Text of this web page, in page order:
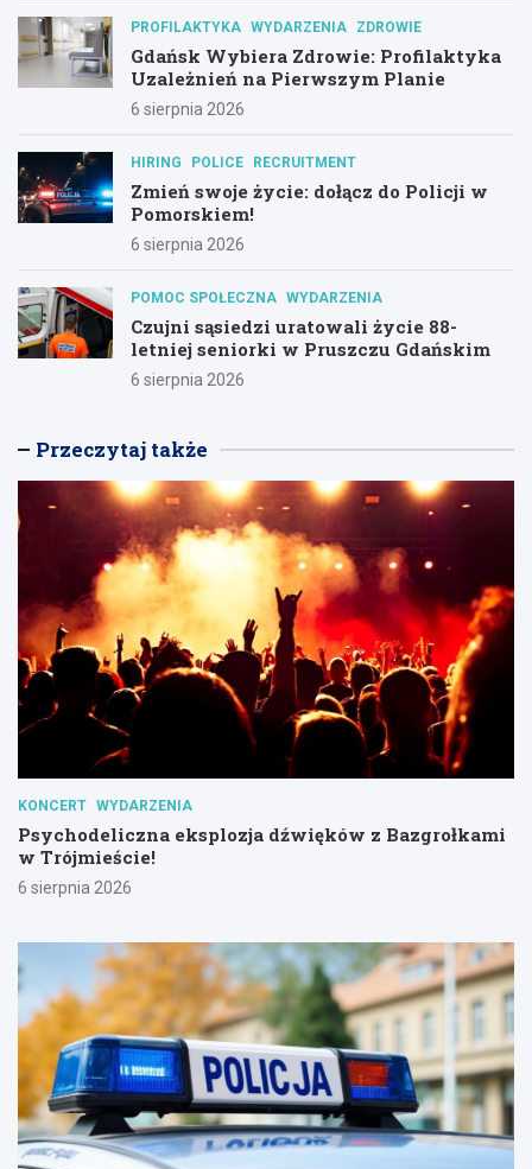
PROFILAKTYKA WYDARZENIA ZDROWIE
Gdańsk Wybiera Zdrowie: Profilaktyka
Uzależnień na Pierwszym Planie
6 sierpnia 2026
HIRING POLICE RECRUITMENT
Zmień swoje życie: dołącz do Policji w
Pomorskiem!
6 sierpnia 2026
POMOC SPOŁECZNA WYDARZENIA
Czujni sąsiedzi uratowali życie 88-
letniej seniorki w Pruszczu Gdańskim
6 sierpnia 2026
Przeczytaj także
KONCERT WYDARZENIA
Psychodeliczna eksplozja dźwięków z Bazgrołkami
w Trójmieście!
6 sierpnia 2026